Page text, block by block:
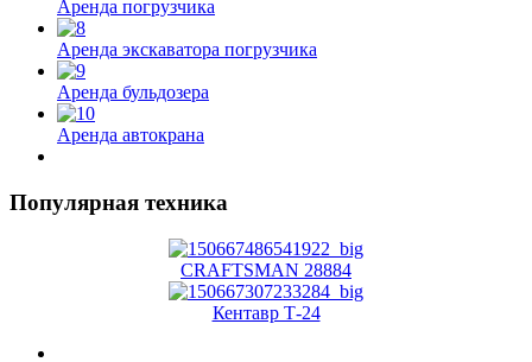
Аренда погрузчика
Аренда экскаватора погрузчика
Аренда бульдозера
Аренда автокрана
Популярная техника
CRAFTSMAN 28884
Кентавр Т-24